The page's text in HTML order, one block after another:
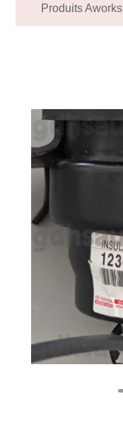
Produits Aworks